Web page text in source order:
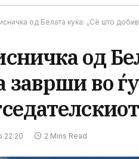
од Белата куќа: „Сѐ што
од
заврши во
22:20 2 Mins Read